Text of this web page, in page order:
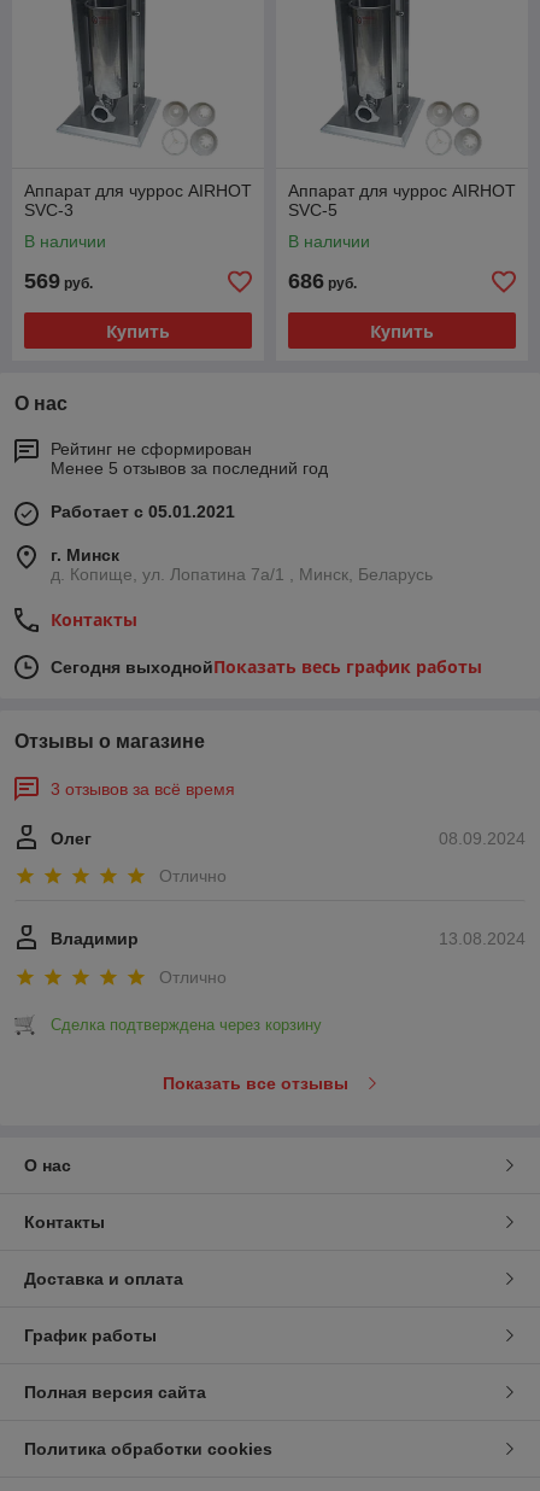
3) В комплектации: 4 насадки для наполнения колбас и 4
насадки для формовки чурросов.
4) Оборудование с усиленными стальными подшипниками и
роторным приводом выдерживает повышенное давление.
5) Все части устройства, непосредственно контактирующие с
пищей, соответствуют признанному гигиеническому
6) Устройство доступно в 2 размерах: 3 и 5 литров.
Аппарат для чуррос AIRHOT
SVC-3
В наличии
569 руб.
Купить
Аппарат для чуррос AIRHOT
SVC-5
В наличии
686 руб.
Купить
О нас
Рейтинг не сформирован
Менее 5 отзывов за последний год
Работает с 05.01.2021
г. Минск
д. Копище, ул. Лопатина 7а/1 , Минск, Беларусь
Контакты
Сегодня выходнойПоказать весь график работы
Отзывы о магазине
3 отзывов за всё время
08.09.2024
Олег
Отлично
13.08.2024
Владимир
Отлично
Сделка подтверждена через корзину
Показать все отзывы
О нас
Контакты
Доставка и оплата
График работы
Полная версия сайта
Политика обработки cookies